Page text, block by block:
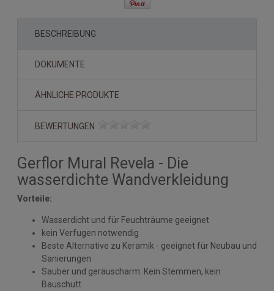
BESCHREIBUNG
DOKUMENTE
ÄHNLICHE PRODUKTE
BEWERTUNGEN
Gerflor Mural Revela - Die
wasserdichte Wandverkleidung
Vorteile:
Wasserdicht und für Feuchträume geeignet
kein Verfugen notwendig
Beste Alternative zu Keramik - geeignet für Neubau und
Sanierungen
Sauber und geräuscharm: Kein Stemmen, kein
Bauschutt